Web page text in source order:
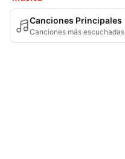
Canciones Principales
Canciones más escuchadas